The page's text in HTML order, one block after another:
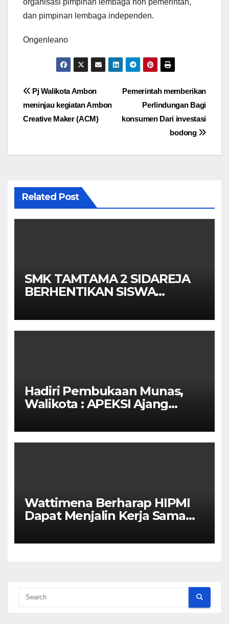
organisasi pimpinan lembaga non pemerintah,
dan pimpinan lembaga independen.
Ongenleano
Navigasi
pos
Pemerintah memberikan
Perlindungan Bagi
konsumen Dari investasi
bodong
Pj Walikota Ambon
meninjau kegiatan Ambon
Creative Maker (ACM)
Related Post
SMK TAMTAMA 2 SIDAREJA
BERHENTIKAN SISWA
LAKRI CILACAP TURUN
TANGAN
Hadiri Pembukaan Munas,
Walikota : APEKSI Ajang
Wattimena Berharap HIPMI
Dapat Menjalin Kerja Sama
Meningkatkan